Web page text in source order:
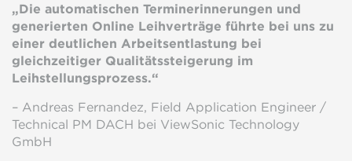
„Die automatischen Terminerinnerungen und
generierten Online Leihverträge führte bei uns zu
einer deutlichen Arbeitsentlastung bei
gleichzeitiger Qualitätssteigerung im
Leihstellungsprozess.“
– Andreas Fernandez, Field Application Engineer /
Technical PM DACH bei ViewSonic Technology
GmbH